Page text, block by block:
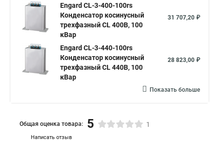
Engard CL-3-400-100rs
Конденсатор косинусный
трехфазный CL 400В, 100
кВар
31 707,20 ₽
Engard CL-3-440-100rs
Конденсатор косинусный
трехфазный CL 440В, 100
кВар
28 823,00 ₽
Показать больше
Написать отзыв
Общая оценка товара: 5 1